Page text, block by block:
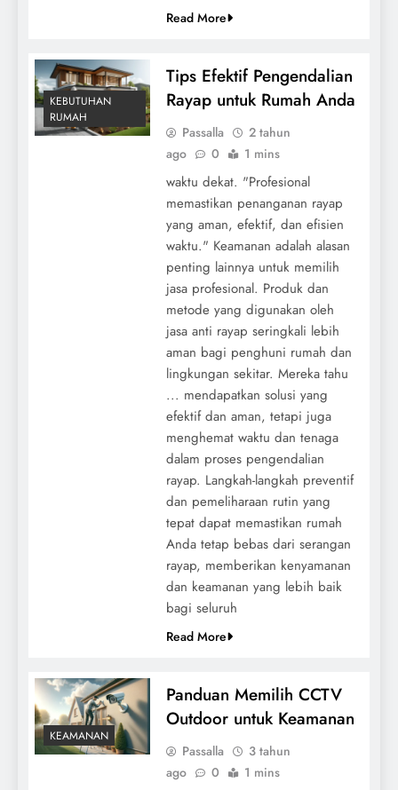
Read More
KEBUTUHAN
RUMAH
Tips Efektif Pengendalian
Rayap untuk Rumah Anda
Passalla
2 tahun
ago
0 1 mins
waktu dekat. "Profesional
memastikan penanganan rayap
yang aman, efektif, dan efisien
waktu." Keamanan adalah alasan
penting lainnya untuk memilih
jasa profesional. Produk dan
metode yang digunakan oleh
jasa anti rayap seringkali lebih
aman bagi penghuni rumah dan
lingkungan sekitar. Mereka tahu
... mendapatkan solusi yang
efektif dan aman, tetapi juga
menghemat waktu dan tenaga
dalam proses pengendalian
rayap. Langkah-langkah preventif
dan pemeliharaan rutin yang
tepat dapat memastikan rumah
Anda tetap bebas dari serangan
rayap, memberikan kenyamanan
dan keamanan yang lebih baik
bagi seluruh
Read More
KEAMANAN
Panduan Memilih CCTV
Outdoor untuk Keamanan
Passalla
3 tahun
ago
0 1 mins